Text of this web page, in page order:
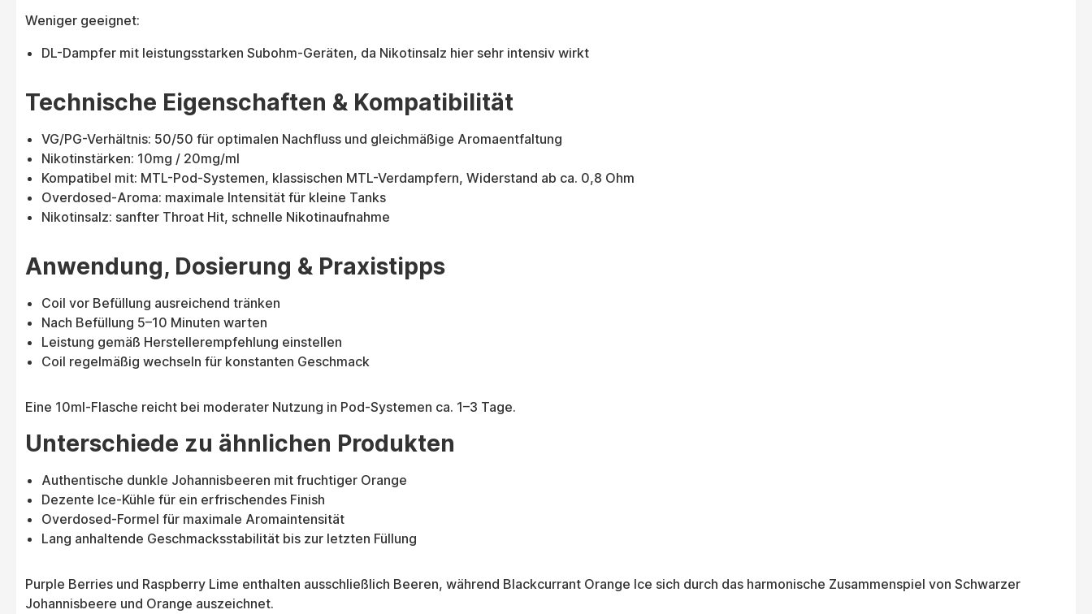
Weniger geeignet:
DL-Dampfer mit leistungsstarken Subohm-Geräten, da Nikotinsalz hier sehr intensiv wirkt
Technische Eigenschaften & Kompatibilität
VG/PG-Verhältnis: 50/50 für optimalen Nachfluss und gleichmäßige Aromaentfaltung
Nikotinstärken: 10mg / 20mg/ml
Kompatibel mit: MTL-Pod-Systemen, klassischen MTL-Verdampfern, Widerstand ab ca. 0,8 Ohm
Overdosed-Aroma: maximale Intensität für kleine Tanks
Nikotinsalz: sanfter Throat Hit, schnelle Nikotinaufnahme
Anwendung, Dosierung & Praxistipps
Coil vor Befüllung ausreichend tränken
Nach Befüllung 5–10 Minuten warten
Leistung gemäß Herstellerempfehlung einstellen
Coil regelmäßig wechseln für konstanten Geschmack
Eine 10ml-Flasche reicht bei moderater Nutzung in Pod-Systemen ca. 1–3 Tage.
Unterschiede zu ähnlichen Produkten
Authentische dunkle Johannisbeeren mit fruchtiger Orange
Dezente Ice-Kühle für ein erfrischendes Finish
Overdosed-Formel für maximale Aromaintensität
Lang anhaltende Geschmacksstabilität bis zur letzten Füllung
Purple Berries und Raspberry Lime enthalten ausschließlich Beeren, während Blackcurrant Orange Ice sich durch das harmonische Zusammenspiel von Schwarzer
Johannisbeere und Orange auszeichnet.